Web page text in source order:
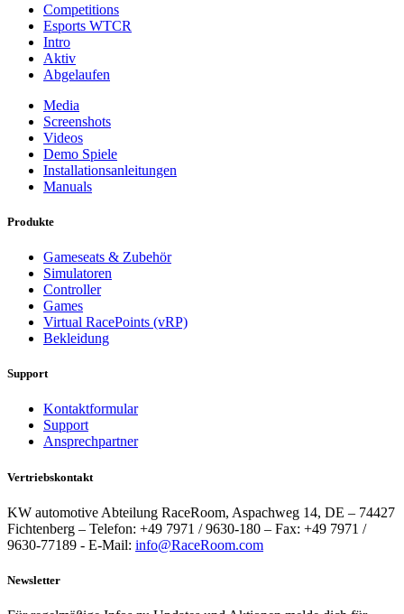
Competitions
Esports WTCR
Intro
Aktiv
Abgelaufen
Media
Screenshots
Videos
Demo Spiele
Installationsanleitungen
Manuals
Produkte
Gameseats & Zubehör
Simulatoren
Controller
Games
Virtual RacePoints (vRP)
Bekleidung
Support
Kontaktformular
Support
Ansprechpartner
Vertriebskontakt
KW automotive Abteilung RaceRoom, Aspachweg 14, DE – 74427
Fichtenberg – Telefon: +49 7971 / 9630-180 – Fax: +49 7971 /
9630-77189 - E-Mail: info@RaceRoom.com
Newsletter